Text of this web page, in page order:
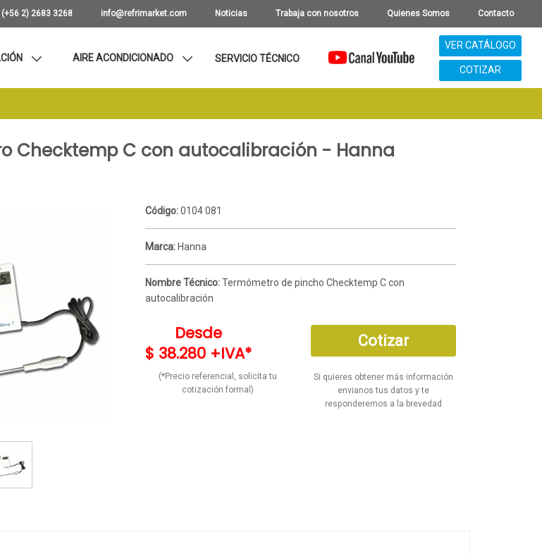
(+56 2) 2683 3268 info@refrimarket.com Noticias Trabaja con nosotros Quienes Somos Contacto
AIRE ACONDICIONADO SERVICIO TÉCNICO
VER CATÁLOGO
COTIZAR
Checktemp C con autocalibración - Hanna
Código:0104 081
Marca: Hanna
Nombre Técnico:Termómetro de pincho Checktemp C con
autocalibración
Desde
$ 38.280 +IVA*
(*Precio referencial, solicita tu
cotización formal)
Cotizar
Si quieres obtener más información
envianos tus datos y te
responderemos a la brevedad